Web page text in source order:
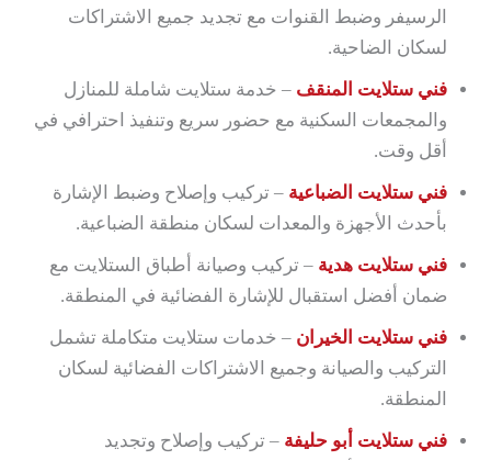
الرسيفر وضبط القنوات مع تجديد جميع الاشتراكات
لسكان الضاحية.
فني ستلايت المنقف – خدمة ستلايت شاملة للمنازل
والمجمعات السكنية مع حضور سريع وتنفيذ احترافي في
أقل وقت.
فني ستلايت الضباعية – تركيب وإصلاح وضبط الإشارة
بأحدث الأجهزة والمعدات لسكان منطقة الضباعية.
فني ستلايت هدية – تركيب وصيانة أطباق الستلايت مع
ضمان أفضل استقبال للإشارة الفضائية في المنطقة.
فني ستلايت الخيران – خدمات ستلايت متكاملة تشمل
التركيب والصيانة وجميع الاشتراكات الفضائية لسكان
المنطقة.
فني ستلايت أبو حليفة – تركيب وإصلاح وتجديد